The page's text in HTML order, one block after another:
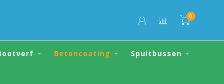
0
Betoncoating Spuitbussen